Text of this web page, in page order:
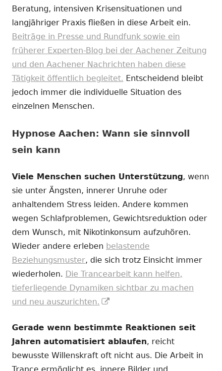
Beratung, intensiven Krisensituationen und
langjähriger Praxis fließen in diese Arbeit ein.
Beiträge in Presse und Rundfunk sowie ein
früherer Experten-Blog bei der Aachener Zeitung
und den Aachener Nachrichten haben diese
Tätigkeit öffentlich begleitet. Entscheidend bleibt
jedoch immer die individuelle Situation des
einzelnen Menschen.
Hypnose Aachen: Wann sie sinnvoll
sein kann
Viele Menschen suchen Unterstützung, wenn
sie unter Ängsten, innerer Unruhe oder
anhaltendem Stress leiden. Andere kommen
wegen Schlafproblemen, Gewichtsreduktion oder
dem Wunsch, mit Nikotinkonsum aufzuhören.
Wieder andere erleben belastende
Beziehungsmuster, die sich trotz Einsicht immer
wiederholen. Die Trancearbeit kann helfen,
tieferliegende Dynamiken sichtbar zu machen
und neu auszurichten.
Fenster
öffnen
Gerade wenn bestimmte Reaktionen seit
Jahren automatisiert ablaufen, reicht
bewusste Willenskraft oft nicht aus. Die Arbeit in